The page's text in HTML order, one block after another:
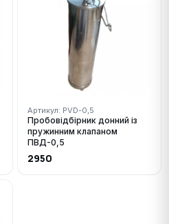
Артикул: PVD-0,5
Пробовідбірник донний із
пружинним клапаном
ПВД-0,5
2950